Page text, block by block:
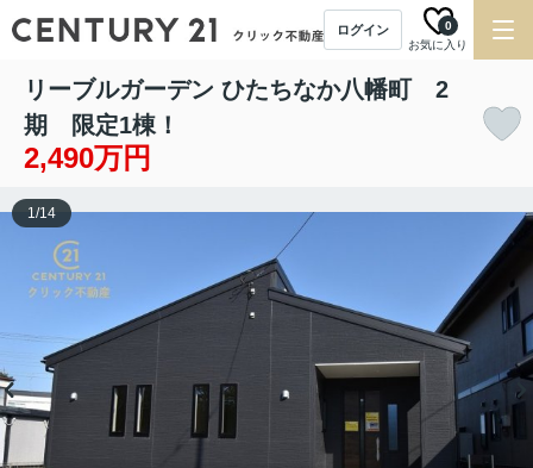
ログイン
お気に入り
0
リーブルガーデン ひたちなか八幡町 2
期 限定1棟！
2,490万円
1/14